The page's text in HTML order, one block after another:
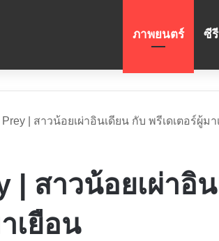
ภาพยนตร์ ซี
| สาวน้อยเผ่าอินเดียน กับ พรีเดเตอร์ผู้มา
| สาวน้อยเผ่าอิ
เยือน